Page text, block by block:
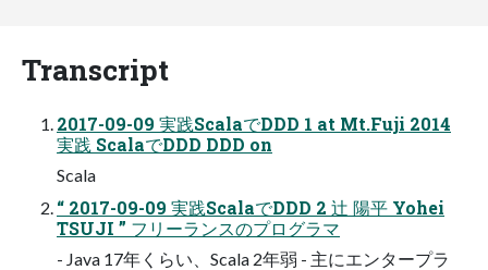
Transcript
2017-09-09 実践ScalaでDDD 1 at Mt.Fuji 2014
実践 ScalaでDDD DDD on
Scala
“ 2017-09-09 実践ScalaでDDD 2 辻 陽平 Yohei
TSUJI ” フリーランスのプログラマ
- Java 17年くらい、Scala 2年弱 - 主にエンタープラ